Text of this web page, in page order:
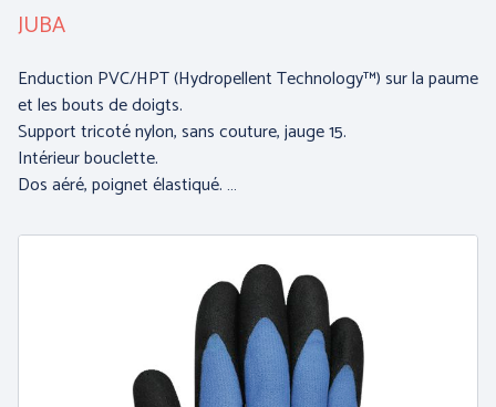
PROTECTION DE LA
JUBA
Enduction PVC/HPT (Hydropellent Technology™) sur la paume
et les bouts de doigts.
Support tricoté nylon, sans couture, jauge 15.
Intérieur bouclette.
Dos aéré, poignet élastiqué. …